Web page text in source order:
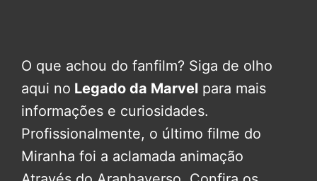
O que achou do fanfilm? Siga de olho
aqui no Legado da Marvel para mais
informações e curiosidades.
Profissionalmente, o último filme do
Miranha foi a aclamada animação